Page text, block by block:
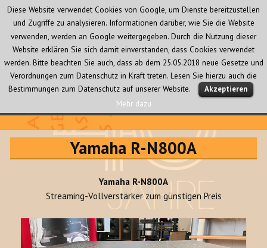
Audio Creativ
MENÜ
UND
Yamaha R-N800A
Yamaha R-N800A
Streaming-Vollverstärker zum günstigen Preis
Diese Website verwendet Cookies von Google, um Dienste bereitzustellen
und Zugriffe zu analysieren. Informationen darüber, wie Sie die Website
verwenden, werden an Google weitergegeben. Durch die Nutzung dieser
Website erklären Sie sich damit einverstanden, dass Cookies verwendet
werden. Bitte beachten Sie auch, dass ab dem 25.05.2018 neue Gesetze und
Verordnungen zum Datenschutz in Kraft treten. Lesen Sie hierzu auch die
Bestimmungen zum Datenschutz auf unserer Website.
Akzeptieren
Mehr dazu